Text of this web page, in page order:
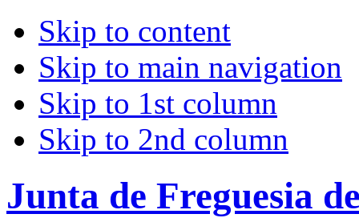
Skip to content
Skip to main navigation
Skip to 1st column
Skip to 2nd column
Junta de Freguesia